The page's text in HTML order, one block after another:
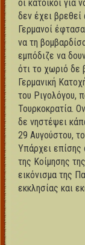
οι κάτοικοι για
δεν έχει βρεθεί
Γερμανοί
να τη
εμπόδιζε να
ότι το χωριό δε
Γερμανική
του Ριγολόγου,
Τουρκοκρατία.
δε νηστέψει
29 Αυγούστου,
Υπάρχει επίσης
της Κοίμησης
εικόνισμα της
εκκλησίας και